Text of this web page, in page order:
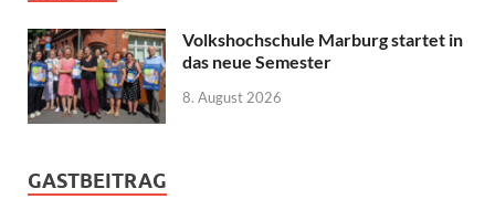
Volkshochschule Marburg startet in
das neue Semester
8. August 2026
GASTBEITRAG